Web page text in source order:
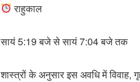
राहुकाल
सायं 5:19 बजे से सायं 7:04 बजे तक
शास्त्रों के अनुसार इस अवधि में विवाह,